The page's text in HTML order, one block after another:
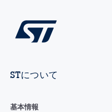
STについて
基本情報